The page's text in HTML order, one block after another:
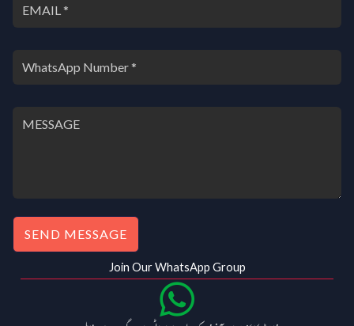
SEND MESSAGE
Join Our WhatsApp Group